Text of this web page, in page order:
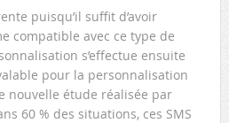
puisqu’il suffit d’avoir
compatible avec ce type de
s’effectue ensuite
pour la personnalisation
nouvelle étude réalisée par
60 % des situations, ces SMS